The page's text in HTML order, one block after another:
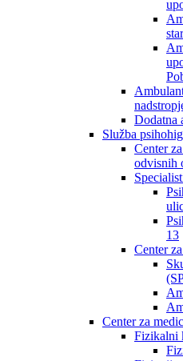
Dodatna
Služba
Center
odvisnih
13
Center
Center za
Fizikalni